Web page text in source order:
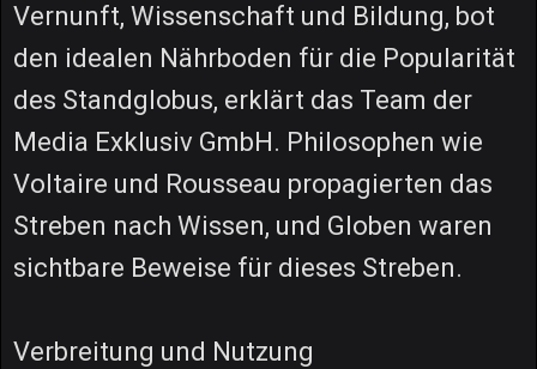
Vernunft, Wissenschaft und Bildung, bot
den idealen Nährboden für die Popularität
des Standglobus, erklärt das Team der
Media Exklusiv GmbH. Philosophen wie
Voltaire und Rousseau propagierten das
Streben nach Wissen, und Globen waren
sichtbare Beweise für dieses Streben.
Verbreitung und Nutzung